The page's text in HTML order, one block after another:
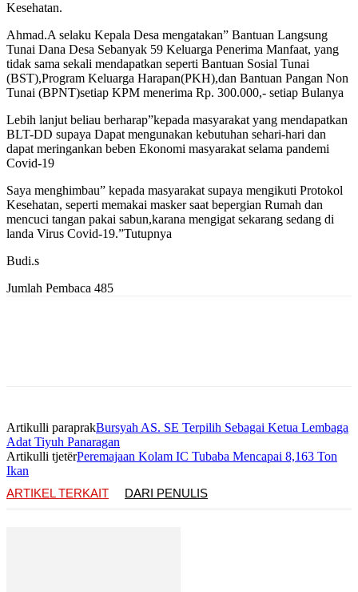
Kesehatan.
Ahmad.A selaku Kepala Desa mengatakan” Bantuan Langsung
Tunai Dana Desa Sebanyak 59 Keluarga Penerima Manfaat, yang
tidak sama sekali mendapatkan seperti Bantuan Sosial Tunai
(BST),Program Keluarga Harapan(PKH),dan Bantuan Pangan Non
Tunai (BPNT)setiap KPM menerima Rp. 300.000,- setiap Bulanya
Lebih lanjut beliau berharap”kepada masyarakat yang mendapatkan
BLT-DD supaya Dapat mengunakan kebutuhan sehari-hari dan
dapat meringankan beben Ekonomi masyarakat selama pandemi
Covid-19
Saya menghimbau” kepada masyarakat supaya mengikuti Protokol
Kesehatan, seperti memakai masker saat bepergian Rumah dan
mencuci tangan pakai sabun,karana mengigat sekarang sedang di
landa Virus Covid-19.”Tutupnya
Budi.s
Jumlah Pembaca 485
Artikulli paraprakBursyah AS. SE Terpilih Sebagai Ketua Lembaga
Adat Tiyuh Panaragan
Artikulli tjetërPeremajaan Kolam IC Tubaba Mencapai 8,163 Ton
Ikan
ARTIKEL TERKAIT
DARI PENULIS